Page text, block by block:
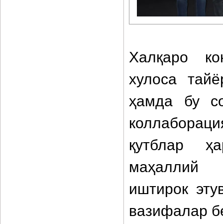
Халқаро
хулоса
ҳамда бу
қутблар
маҳаллий
иштирок
вазифалар